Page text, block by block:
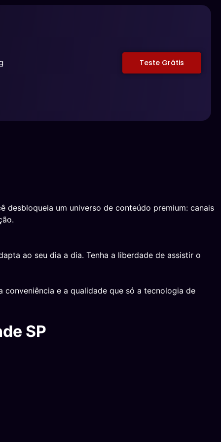
Teste Grátis
desbloqueia um universo de conteúdo premium: canais
ao seu dia a dia. Tenha a liberdade de assistir o
conveniência e a qualidade que só a tecnologia de
SP